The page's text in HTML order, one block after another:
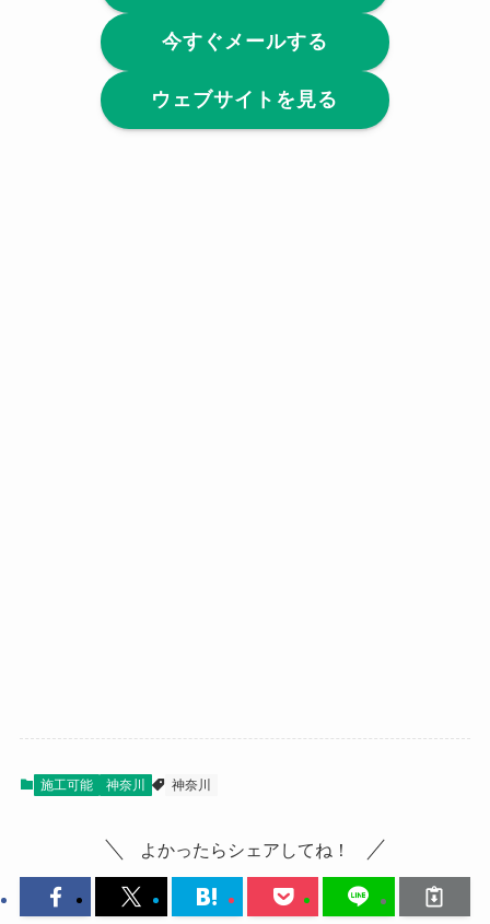
今すぐメールする
ウェブサイトを見る
施工可能 神奈川 神奈川
よかったらシェアしてね！